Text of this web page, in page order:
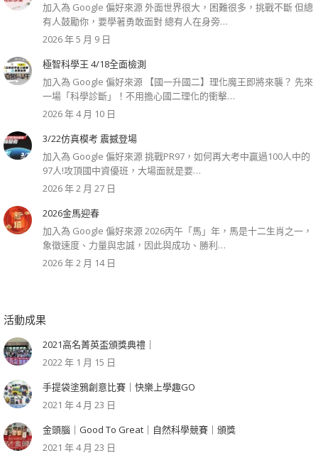
加入為 Google 偏好來源 外面世界很大，困難很多，挑戰不斷 但總
有人鼓勵你，要學著勇敢面對 總有人在身旁…
2026 年 5 月 9 日
極智科學王 4/18全面檢測
加入為 Google 偏好來源 【國一升國二】理化魔王即將來襲？ 先來
一場「科學診斷」！不用擔心國二理化的衝擊…
2026 年 4 月 10 日
3/22仿真模考 震撼登場
加入為 Google 偏好來源 挑戰PR97，如何再大考中贏過100人中的
97人!攻頂國中資優班，大場面就是要…
2026 年 2 月 27 日
2026金馬迎春
加入為 Google 偏好來源 2026丙午「馬」年，馬是十二生肖之一，
象徵速度、力量與忠誠，因此與成功、勝利…
2026 年 2 月 14 日
活動成果
2021高名菁英盃頒獎典禮｜
2022 年 1 月 15 日
手提袋塗鴉創意比賽｜快樂上學趣GO
2021 年 4 月 23 日
金頭腦｜Good To Great｜自然科學競賽｜頒獎
2021 年 4 月 23 日